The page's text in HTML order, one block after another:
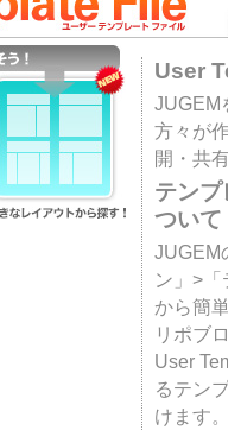
User
JUGEM
方々が
開・共
テン
ついて
JUGEM
ン」>
から簡
リポブ
User
るテン
けます